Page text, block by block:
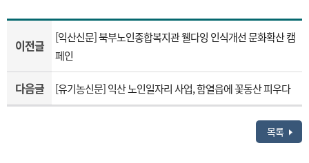
이전글
[익산신문] 북부노인종합복지관 웰다잉 인식개선 문화확산 캠
페인
다음글 [유기농신문] 익산 노인일자리 사업, 함열읍에 꽃동산 피우다
목록